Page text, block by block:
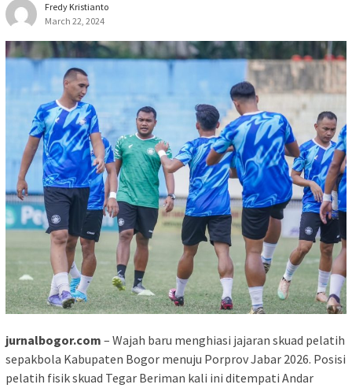
Fredy Kristianto
March 22, 2024
jurnalbogor.com – Wajah baru menghiasi jajaran skuad pelatih
sepakbola Kabupaten Bogor menuju Porprov Jabar 2026. Posisi
pelatih fisik skuad Tegar Beriman kali ini ditempati Andar